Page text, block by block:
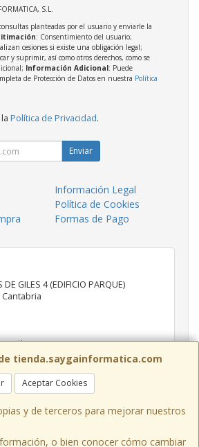
tienda.saygainformatica.com
Aceptar Cookies
y de terceros para mejorar nuestros
o bien conocer cómo cambiar
S.L.
planteadas por el usuario y enviarle la
: Consentimiento del usuario;
cesiones si existe una obligación legal;
y suprimir, así como otros derechos, como se
Información Adicional: Puede
de Protección de Datos en nuestra Política
Política de Privacidad.
Enviar
Información Legal
Política de Cookies
Formas de Pago
DE GILES 4 (EDIFICIO PARQUE)
Cantabria